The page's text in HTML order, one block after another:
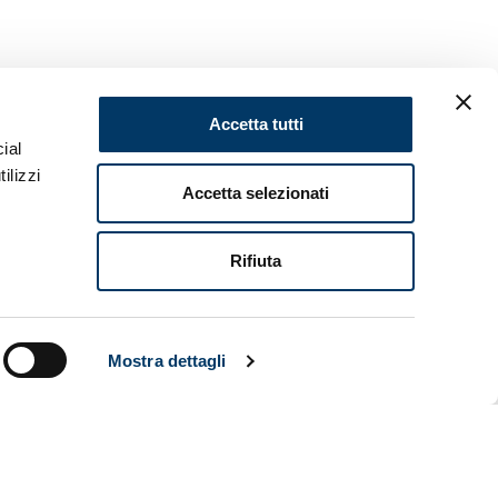
Mostra dettagli
Accetta tutti
Accetta selezionati
Rifiuta
i
di
gol
la